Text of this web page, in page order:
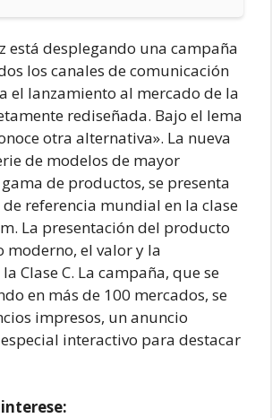
está desplegando una campaña
los canales de comunicación
el lanzamiento al mercado de la
rediseñada. Bajo el lema
otra alternativa». La nueva
de modelos de mayor
de productos, se presenta
referencia mundial en la clase
La presentación del producto
moderno, el valor y la
Clase C. La campaña, que se
en más de 100 mercados, se
impresos, un anuncio
interactivo para destacar